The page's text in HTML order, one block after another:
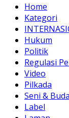
Home
Kategori
Hukum
Politik
Regulasi
Video
Pilkada
Seni &
Label